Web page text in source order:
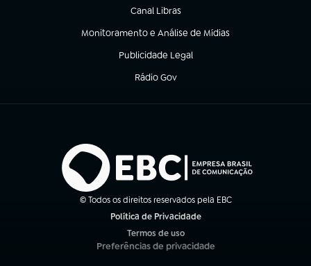
Canal Libras
(abre em nova aba)
Monitoramento e Análise de Mídias
(abre em nova aba)
Publicidade Legal
(abre em nova aba)
Rádio Gov
(abre em nova aba)
© Todos os direitos reservados pela EBC
Política de Privacidade
Termos de uso
(abre em nova aba)
Preferências de privacidade